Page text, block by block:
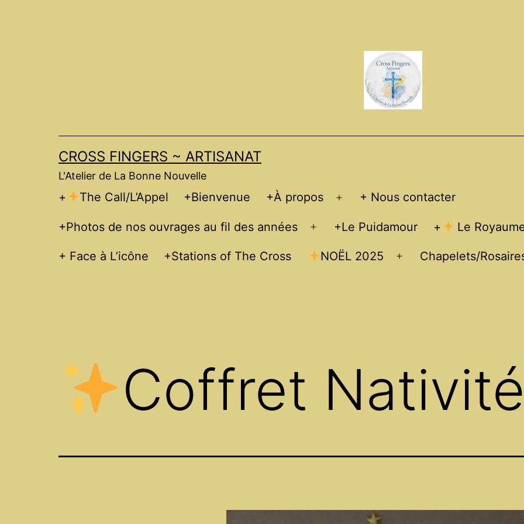
CROSS FINGERS ~ ARTISANAT
L'Atelier de La Bonne Nouvelle
+ The Call/L’Appel +Bienvenue +À propos
menu
+ Nous contacter
+Photos de nos ouvrages au fil des années
Open
menu
+Le Puidamour + Le
+ Face à L’icône +Stations of The Cross NOËL 2025
Open
Chapelets/
Coffret